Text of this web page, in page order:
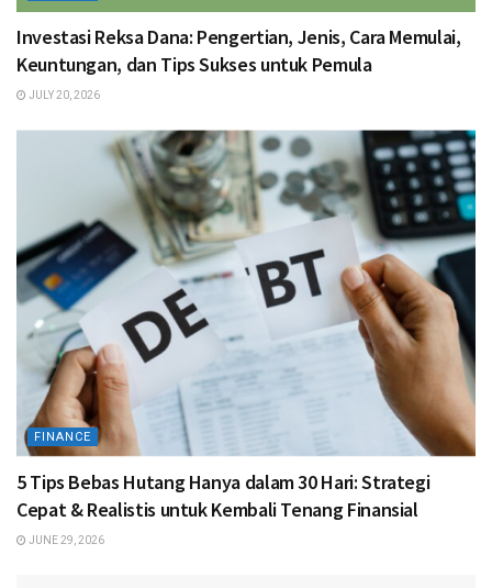
Investasi Reksa Dana: Pengertian, Jenis, Cara Memulai,
Keuntungan, dan Tips Sukses untuk Pemula
JULY 20, 2026
FINANCE
5 Tips Bebas Hutang Hanya dalam 30 Hari: Strategi
Cepat & Realistis untuk Kembali Tenang Finansial
JUNE 29, 2026